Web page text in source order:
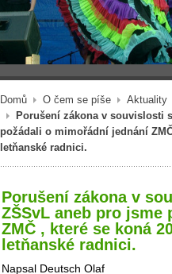
Domů O čem se píše
Aktuality
Porušení zákona v souvislosti
požádali o mimořádní jednání
letňanské radnici.
Porušení zákona v
ZŠSvL aneb pro
ZMČ , které se koná
letňanské radnici.
Napsal Deutsch Olaf